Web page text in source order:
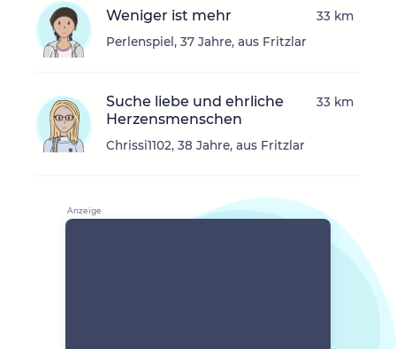
Weniger ist mehr
Perlenspiel, 37 Jahre, aus Fritzlar
33 km
Suche liebe und ehrliche
Herzensmenschen
Chrissi1102, 38 Jahre, aus Fritzlar
33 km